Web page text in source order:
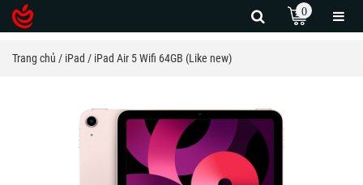
0
Trang chủ iPad iPad Air 5 Wifi 64GB (Like new)